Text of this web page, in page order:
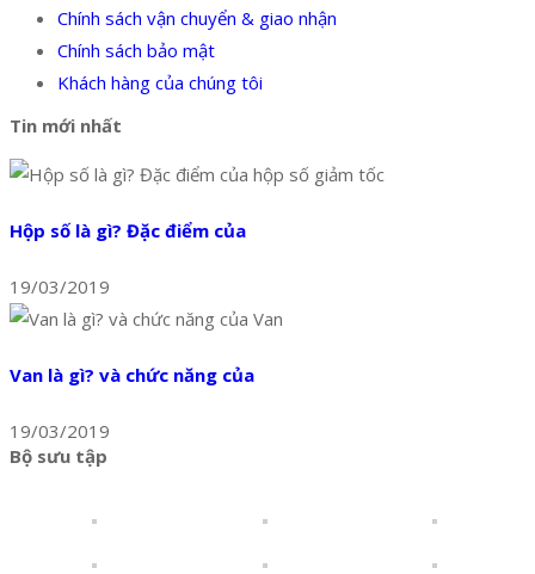
Chính sách vận chuyển & giao nhận
Chính sách bảo mật
Khách hàng của chúng tôi
Tin mới nhất
Hộp số là gì? Đặc điểm của
19/03/2019
Van là gì? và chức năng của
19/03/2019
Bộ sưu tập